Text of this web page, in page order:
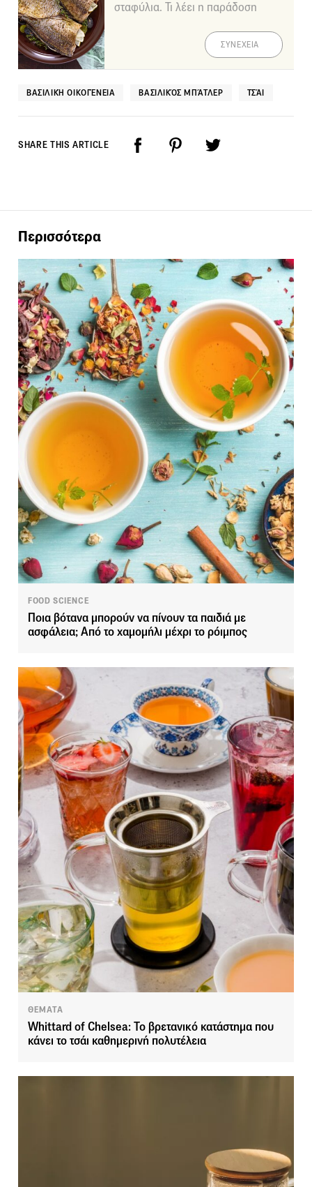
σταφύλια. Τι λέει η παράδοση
ΣΥΝΕΧΕΙΑ
ΒΑΣΙΛΙΚΉ ΟΙΚΟΓΈΝΕΙΑ ΒΑΣΙΛΙΚΌΣ ΜΠΆΤΛΕΡ ΤΣΆΙ
SHARE THIS ARTICLE
Περισσότερα
FOOD SCIENCE
Ποια βότανα μπορούν να πίνουν τα παιδιά με
ασφάλεια; Από το χαμομήλι μέχρι το ρόιμπος
ΘΕΜΑΤΑ
Whittard of Chelsea: Το βρετανικό κατάστημα που
κάνει το τσάι καθημερινή πολυτέλεια